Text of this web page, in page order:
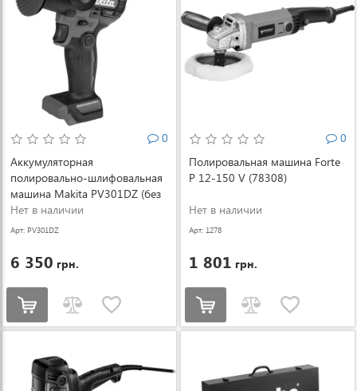
0
Аккумуляторная
полировально-шлифовальная
машина Makita PV301DZ (без
АКБ) (PV301DZ)
Нет в наличии
Арт: PV301DZ
6 350 грн.
0
Полировальная машина Forte
P 12-150 V (78308)
Нет в наличии
Арт: 1278
1 801 грн.